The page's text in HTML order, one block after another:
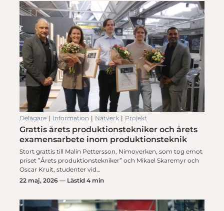
Delägare | Information | Nätverk | Projekt
Grattis årets produktionstekniker och årets
examensarbete inom produktionsteknik
Stort grattis till Malin Pettersson, Nimoverken, som tog emot
priset ”Årets produktionstekniker” och Mikael Skaremyr och
Oscar Kruit, studenter vid…
22 maj, 2026 — Lästid 4 min